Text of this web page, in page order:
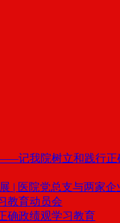
记我院树立和践行正
| 医院党总支与两家企
教育动员会
确政绩观学习教育